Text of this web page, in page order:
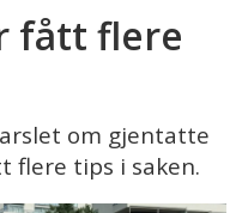
fått flere
om gjentatte
flere tips i saken.